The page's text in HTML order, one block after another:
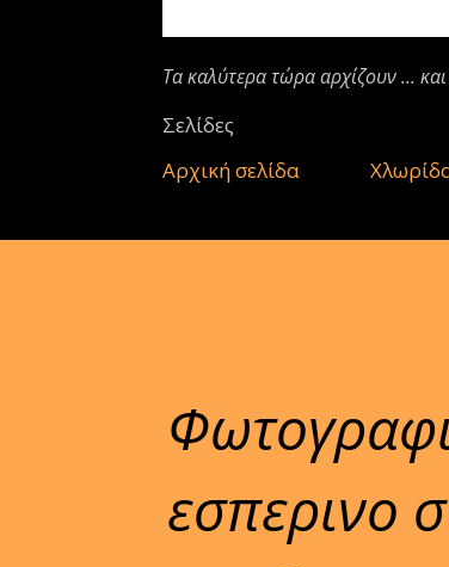
Τα καλύτερα τώρα αρχίζουν ...
Σελίδες
Αρχική σελίδα
εσπερινο